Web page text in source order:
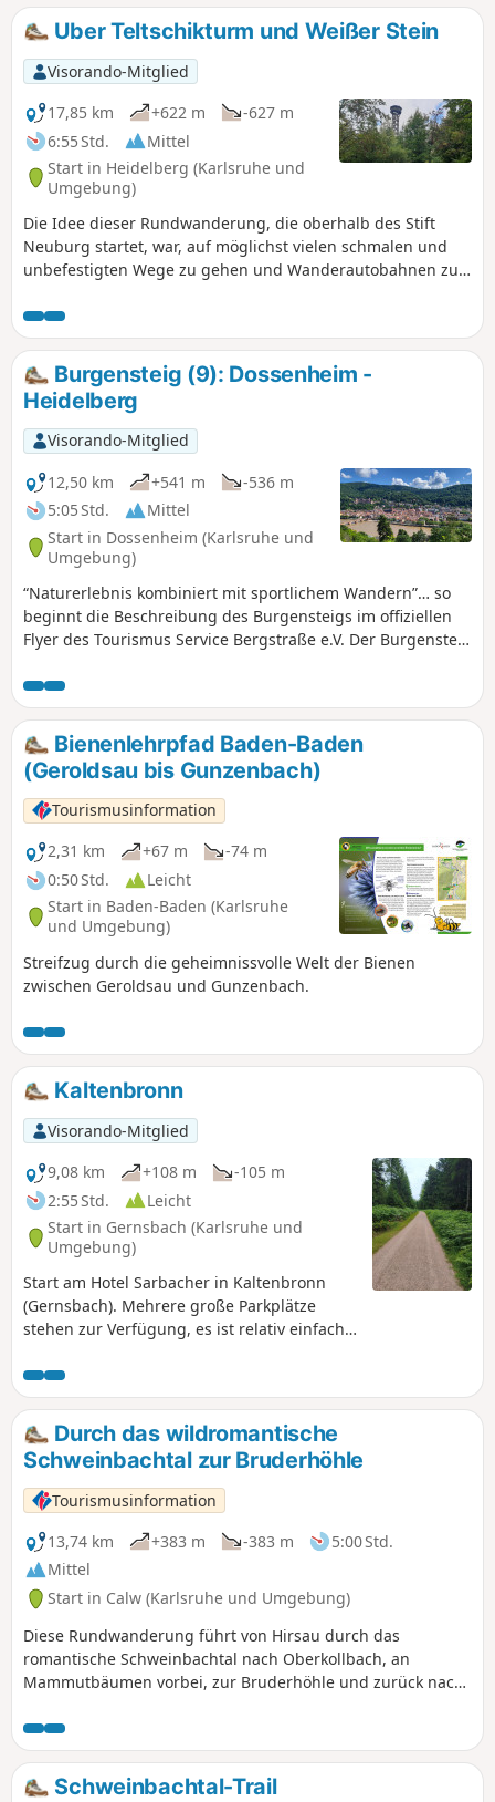
Wildgehege Rheinauer Wald
Uber Teltschikturm und Weißer Stein
Visorando-Mitglied
17,85 km
+622 m
-627 m
6:55 Std.
Mittel
Start in Heidelberg (Karlsruhe und
Umgebung)
Die Idee dieser Rundwanderung, die oberhalb des Stift
Neuburg startet, war, auf möglichst vielen schmalen und
unbefestigten Wege zu gehen und Wanderautobahnen zu
Wanderhotspots vorbei, doch unter der Woche und
außerhalb der Ferienzeit ist es auch möglich, nahezu allein
auf dieser Tour unterwegs zu sein. Alle Wege sind
vorhanden und in der Landschaft deutlich erkennbar, wenn
auch nicht auf jeder Karte eingezeichnet.
Burgensteig (9): Dossenheim -
Heidelberg
Visorando-Mitglied
12,50 km
+541 m
-536 m
5:05 Std.
Mittel
Start in Dossenheim (Karlsruhe und
Umgebung)
“Naturerlebnis kombiniert mit sportlichem Wandern”… so
beginnt die Beschreibung des Burgensteigs im offiziellen
Flyer des Tourismus Service Bergstraße e.V. Der Burgensteig
Odenwaldes nach Heidelberg. Auf den rund 120 km
kommst Du an über 30 historischen Sehenswürdigkeiten
vorbei und kreuzt mit dem Nibelungensteig bei
Zwingenberg und dem Neckarsteig in Heidelberg zwei
weitere bekannte Steige. Wir waren so frei, hin und wieder
vom "Standard" abzuweichen. Die Etappen haben wir so
zusammengestellt, dass Du mit öffentlichen
Verkehrsmitteln an Deinen Startpunkt hin und von Deinem
Zielpunkt auch wieder weg kommst. Daher ist unsere
Variante ca. 20 km länger als das Original.
Bienenlehrpfad Baden-Baden
(Geroldsau bis Gunzenbach)
Tourismusinformation
2,31 km
+67 m
-74 m
0:50 Std.
Leicht
Start in Baden-Baden (Karlsruhe
und Umgebung)
Streifzug durch die geheimnissvolle Welt der Bienen
zwischen Geroldsau und Gunzenbach.
Kaltenbronn
Visorando-Mitglied
9,08 km
+108 m
-105 m
2:55 Std.
Leicht
Start in Gernsbach (Karlsruhe und
Umgebung)
Start am Hotel Sarbacher in Kaltenbronn
(Gernsbach). Mehrere große Parkplätze
stehen zur Verfügung, es ist relativ einfach,
durch einen asphaltierten Fußweg
miteinander verbunden. Ideale Wanderung
für einen Familienausgang. Keine steilen
oder technischen Abschnitte. Es gibt einen
sehr langen Holzsteg, der zu einem gut
erhaltenen Teich führt. Haustiere sind auf
der gesamten Strecke erlaubt. Der Weg ist
gut markiert und kann verlängert werden.
Durch das wildromantische
Schweinbachtal zur Bruderhöhle
Tourismusinformation
13,74 km
+383 m -383 m
5:00 Std.
Mittel
Start in Calw (Karlsruhe und Umgebung)
Diese Rundwanderung führt von Hirsau durch das
romantische Schweinbachtal nach Oberkollbach, an
Mammutbäumen vorbei, zur Bruderhöhle und zurück nach
Schweinbachtal-Trail